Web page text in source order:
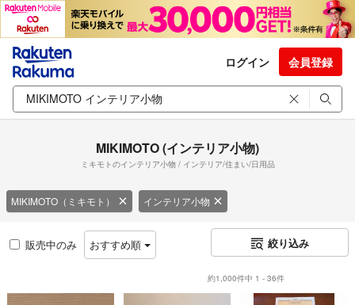
ログイン 会員登録
MIKIMOTO (インテリア小物)
ミキモトのインテリア小物 / インテリア/住まい/日用品
MIKIMOTO（ミキモト） インテリア小物
販売中のみ おすすめ順 絞り込み
約1,000件中 1 - 36件